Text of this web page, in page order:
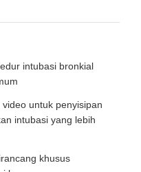
intubasi bronkial
untuk penyisipan
intubasi yang lebih
khusus